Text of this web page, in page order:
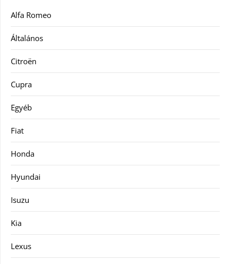
Alfa Romeo
Általános
Citroën
Cupra
Egyéb
Fiat
Honda
Hyundai
Isuzu
Kia
Lexus